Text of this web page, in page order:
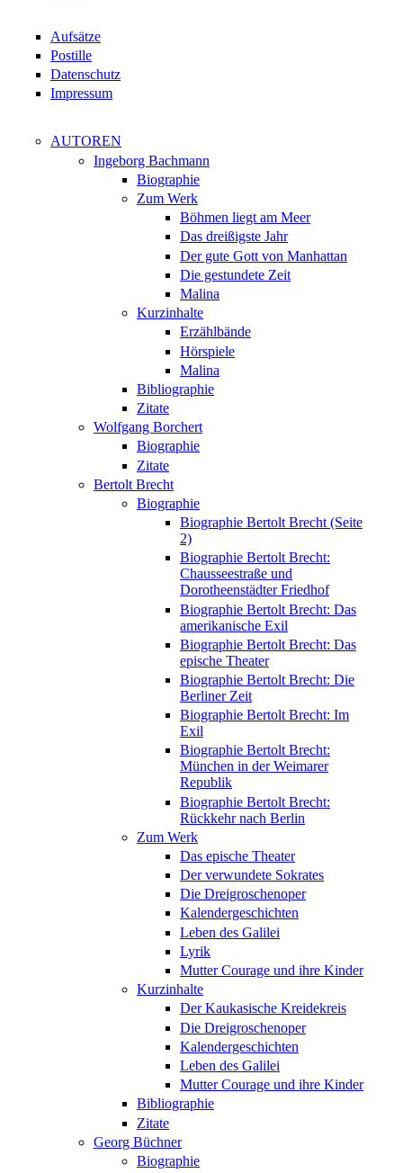
Aufsätze
Postille
Datenschutz
Impressum
AUTOREN
Ingeborg Bachmann
Biographie
Zum Werk
Böhmen liegt am Meer
Das dreißigste Jahr
Der gute Gott von Manhattan
Die gestundete Zeit
Malina
Kurzinhalte
Erzählbände
Hörspiele
Malina
Bibliographie
Zitate
Wolfgang Borchert
Biographie
Zitate
Bertolt Brecht
Biographie
Biographie Bertolt Brecht (Seite
2)
Biographie Bertolt Brecht:
Chausseestraße und
Dorotheenstädter Friedhof
Biographie Bertolt Brecht: Das
amerikanische Exil
Biographie Bertolt Brecht: Das
epische Theater
Biographie Bertolt Brecht: Die
Berliner Zeit
Biographie Bertolt Brecht: Im
Exil
Biographie Bertolt Brecht:
München in der Weimarer
Republik
Biographie Bertolt Brecht:
Rückkehr nach Berlin
Zum Werk
Das epische Theater
Der verwundete Sokrates
Die Dreigroschenoper
Kalendergeschichten
Leben des Galilei
Lyrik
Mutter Courage und ihre Kinder
Kurzinhalte
Der Kaukasische Kreidekreis
Die Dreigroschenoper
Kalendergeschichten
Leben des Galilei
Mutter Courage und ihre Kinder
Bibliographie
Zitate
Georg Büchner
Biographie